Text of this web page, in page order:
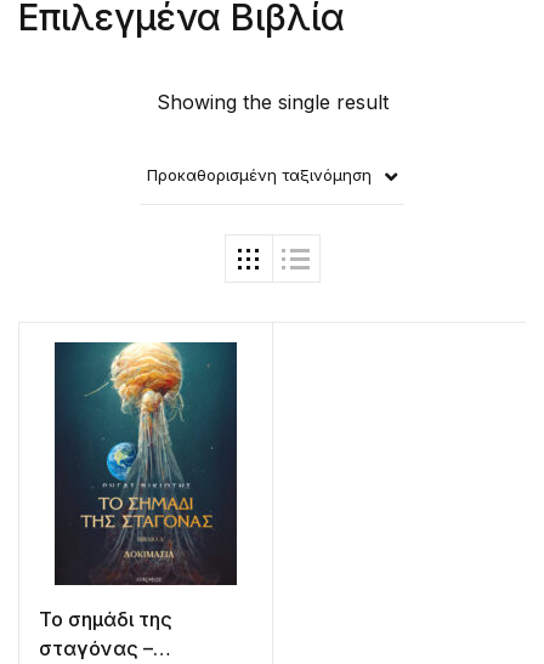
Επιλεγμένα Βιβλία
Showing the single result
Προκαθορισμένη ταξινόμηση
Το σημάδι της
σταγόνας –